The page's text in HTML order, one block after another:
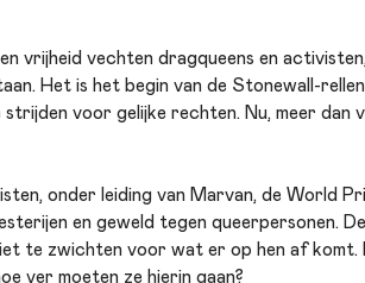
vrijheid vechten dragqueens en
Het is het begin van de Stonewall-
voor gelijke rechten. Nu, meer dan
onder leiding van Marvan, de World
en geweld tegen queerpersonen.
te zwichten voor wat er op hen af komt.
ver moeten ze hierin gaan?